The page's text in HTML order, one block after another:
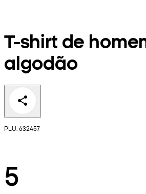
T-shirt de
algodão
PLU: 632457
5